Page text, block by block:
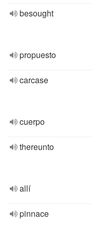
besought
propuesto
carcase
cuerpo
thereunto
allí
pinnace